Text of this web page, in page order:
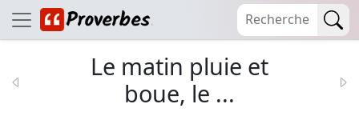
Le matin pluie et
boue, le ...